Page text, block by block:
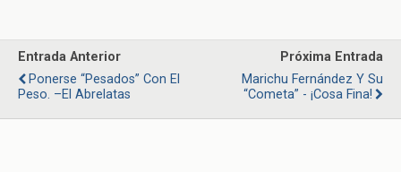
Entrada Anterior
Ponerse “pesados” Con El
Peso. –El Abrelatas
Próxima Entrada
Marichu Fernández Y Su
“Cometa” - ¡Cosa Fina!